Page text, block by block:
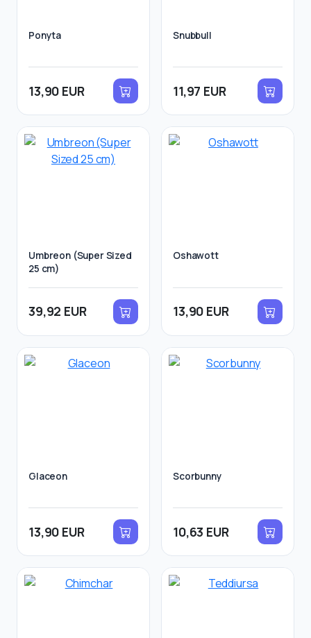
Ponyta
13,90 EUR
Snubbull
11,97 EUR
Umbreon (Super Sized
25 cm)
39,92 EUR
Oshawott
13,90 EUR
Glaceon
13,90 EUR
Scorbunny
10,63 EUR